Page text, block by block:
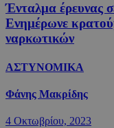
Ένταλμα έρευνας
Ενημέρωνε
ναρκωτικών
ΑΣΤΥΝΟΜΙΚΑ
Φάνης Μακρίδης
4 Οκτωβρίου, 2023